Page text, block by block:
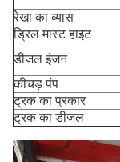
रेखा का व्यास
ड्रिल मास्ट हाइट
डीजल इंजन
कीचड़ पंप
ट्रक का प्रकार
ट्रक का डीजल